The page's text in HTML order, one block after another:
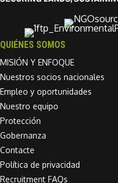
QUIÉNES SOMOS
MISIÓN Y ENFOQUE
Nuestros socios nacionales
Empleo y oportunidades
Nuestro equipo
Protección
Gobernanza
Contacte
Política de privacidad
Recruitment FAQs